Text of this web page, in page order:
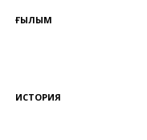
ҒЫЛЫМ
ИСТОРИЯ